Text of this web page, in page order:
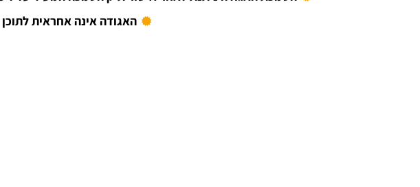
האגודה אינה אחראית